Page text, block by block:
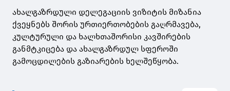
ახალგაზრდული დელეგაციის ვიზიტის მიზანია
ქვეყნებს შორის ურთიერთობების გაღრმავება,
კულტურული და ხალხთაშორისი კავშირების
განმტკიცება და ახალგაზრდულ სფეროში
გამოცდილების გაზიარების ხელშეწყობა.